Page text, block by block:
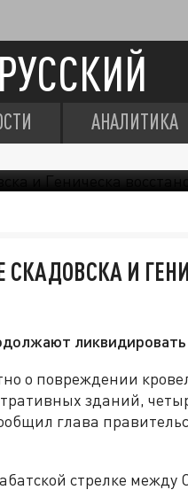
АНАЛИТИКА
И
о повреждении
зданий,
глава
стрелке